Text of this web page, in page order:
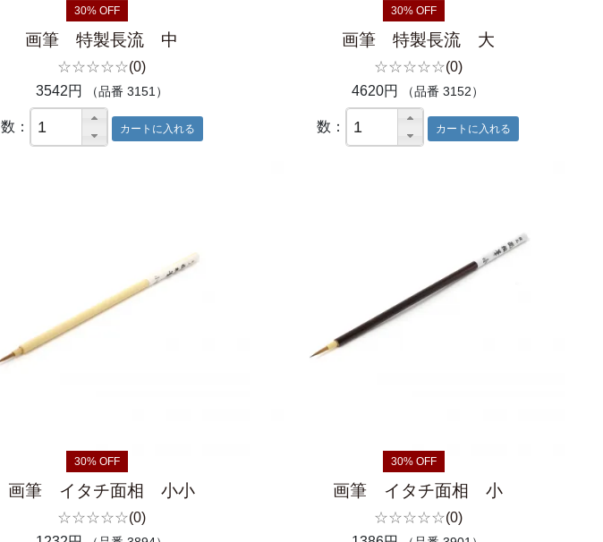
30% OFF
画筆 特製長流 中
☆☆☆☆☆(0)
3542円
（品番 3151）
数：
30% OFF
画筆 特製長流 大
☆☆☆☆☆(0)
4620円
（品番 3152）
数：
30% OFF
画筆 イタチ面相 小小
☆☆☆☆☆(0)
30% OFF
画筆 イタチ面相 小
☆☆☆☆☆(0)